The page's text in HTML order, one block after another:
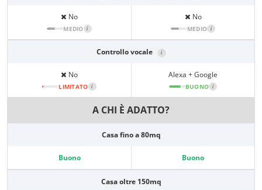
No
MEDIO i
No
MEDIO i
Controllo vocale i
No
LIMITATO i
Alexa + Google
BUONO i
A CHI È ADATTO?
Casa fino a 80mq
Buono Buono
Casa oltre 150mq